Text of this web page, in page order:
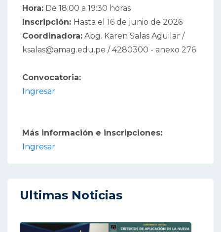
Hora: De 18:00 a 19:30 horas
Inscripción: Hasta el 16 de junio de 2026
Coordinadora: Abg. Karen Salas Aguilar /
ksalas@amag.edu.pe / 4280300 - anexo 276
Convocatoria:
Ingresar
Más información e inscripciones:
Ingresar
Ultimas Noticias